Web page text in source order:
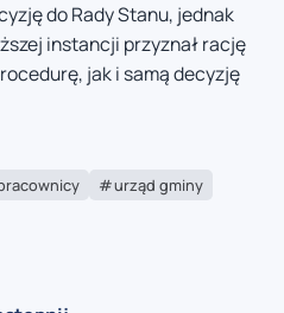
do Rady Stanu, jednak
instancji przyznał rację
jak i samą decyzję
urząd gminy